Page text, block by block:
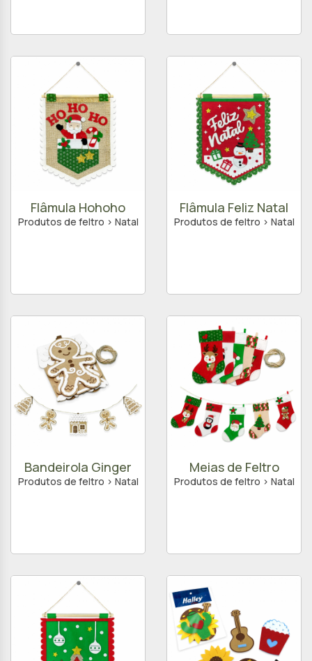
Flâmula Hohoho
Produtos de feltro > Natal
Flâmula Feliz Natal
Produtos de feltro > Natal
Bandeirola Ginger
Produtos de feltro > Natal
Meias de Feltro
Produtos de feltro > Natal